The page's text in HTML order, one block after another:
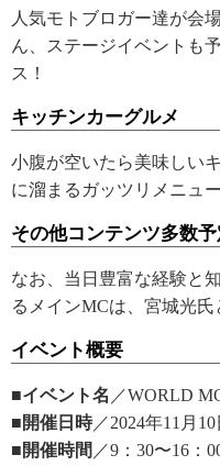
人気モトブロガー達が会
ん、ステージイベントも
ス！
キッチンカーグルメ
小腹が空いたら美味しい
に溜まるガッツリメニュ
その他コンテンツ多数予
なお、当日豊富な経験と
るメインMCは、宮城光氏
イベント概要
■イベント名 ／WORLD
■開催日時／2024年11月10
■開催時間 ／9：30〜16：